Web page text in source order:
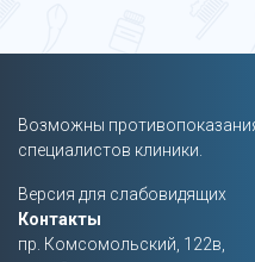
Возможны
специалистов клиники.
Версия для слабовидящих
Контакты
пр. Комсомольский, 122в,